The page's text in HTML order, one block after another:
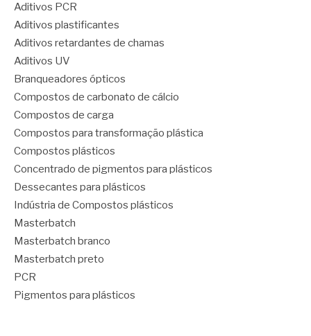
Aditivos PCR
Aditivos plastificantes
Aditivos retardantes de chamas
Aditivos UV
Branqueadores ópticos
Compostos de carbonato de cálcio
Compostos de carga
Compostos para transformação plástica
Compostos plásticos
Concentrado de pigmentos para plásticos
Dessecantes para plásticos
Indústria de Compostos plásticos
Masterbatch
Masterbatch branco
Masterbatch preto
PCR
Pigmentos para plásticos